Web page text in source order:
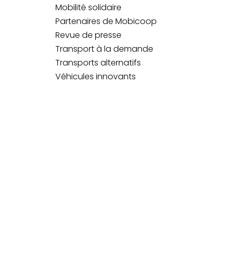
Mobilité solidaire
Partenaires de Mobicoop
Revue de presse
Transport à la demande
Transports alternatifs
Véhicules innovants